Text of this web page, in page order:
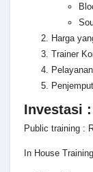
Harga
Trainer
Investasi :
Public training :
In House